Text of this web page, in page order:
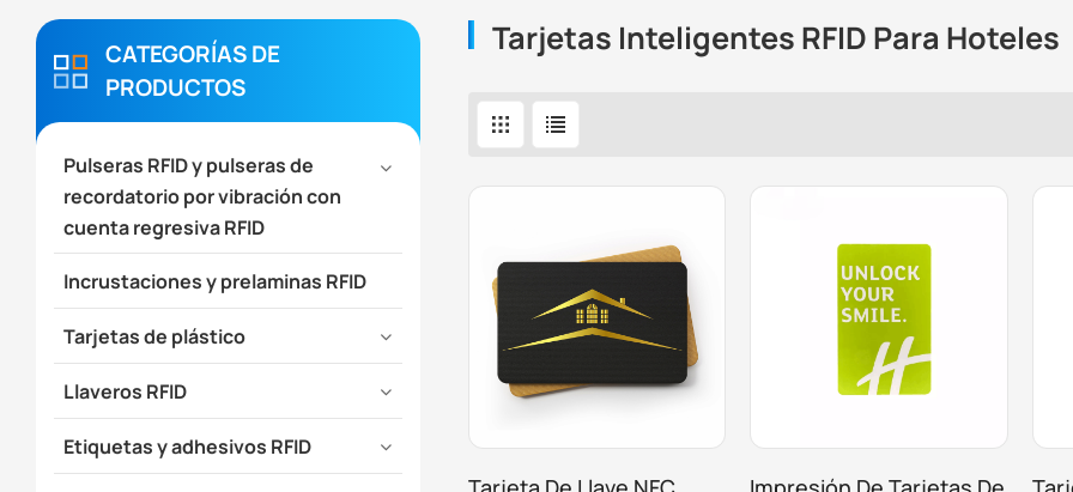
CATEGORÍAS DE
PRODUCTOS
Pulseras RFID y pulseras de
recordatorio por vibración con
cuenta regresiva RFID
Incrustaciones y prelaminas RFID
Tarjetas de plástico
Llaveros RFID
Etiquetas y adhesivos RFID
Tarjetas Inteligentes RFID Para Hoteles